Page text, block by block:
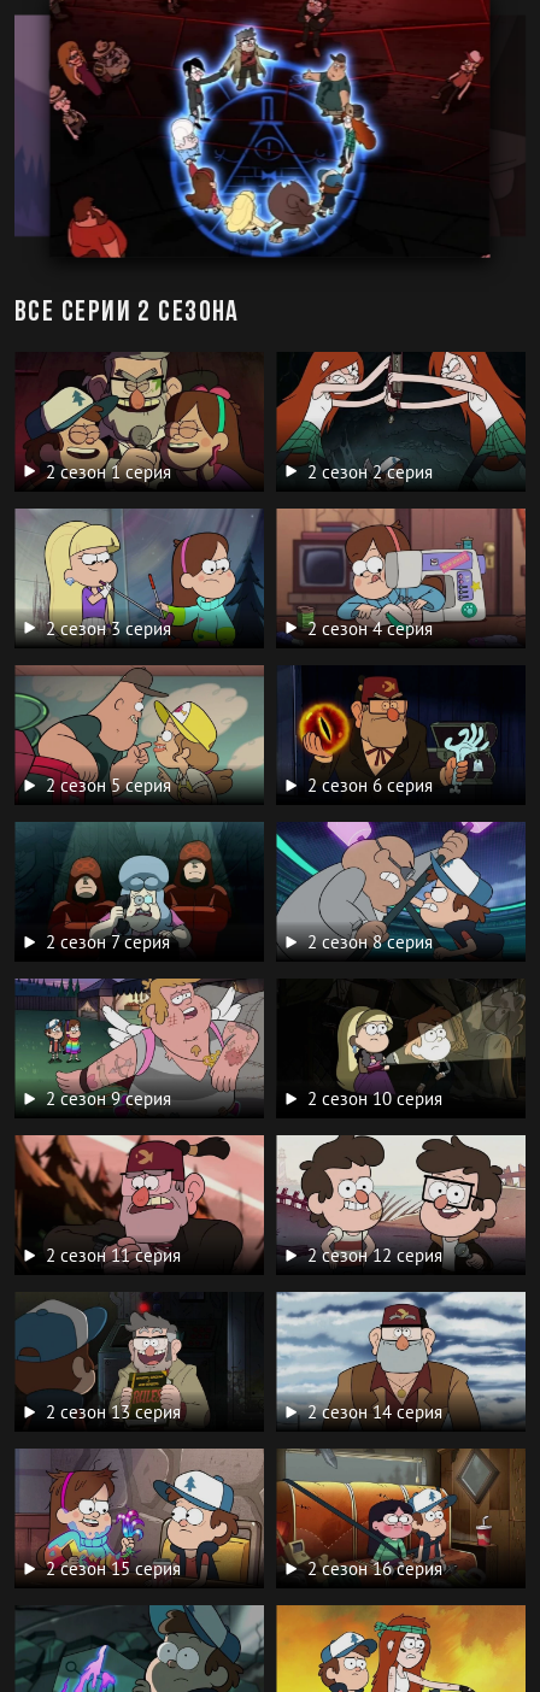
Все серии 2 сезона
2 сезон 1 серия 2 сезон 2 серия
2 сезон 3 серия 2 сезон 4 серия
2 сезон 5 серия 2 сезон 6 серия
2 сезон 7 серия 2 сезон 8 серия
2 сезон 9 серия 2 сезон 10 серия
2 сезон 11 серия 2 сезон 12 серия
2 сезон 13 серия 2 сезон 14 серия
2 сезон 15 серия 2 сезон 16 серия